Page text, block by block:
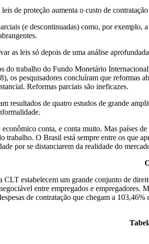
de proteção aumenta o custo de
(e descontinuadas) como, por exemplo,
as leis só depois de uma análise
do trabalho do Fundo Monetário
os pesquisadores concluíram que reformas
Reformas parciais são ineficazes.
resultados de quatro estudos de grande
conta, e conta muito. Mas países
trabalho. O Brasil está sempre entre os que
por se distanciarem da realidade do
estabelecem um grande conjunto de
entre empregados e empregadores.
de contratação que chegam a